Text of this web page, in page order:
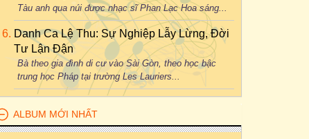
Tàu anh qua núi được nhạc sĩ Phan Lạc Hoa sáng...
Danh Ca Lệ Thu: Sự Nghiệp Lẫy Lừng, Đời
Tư Lận Đận
Bà theo gia đình di cư vào Sài Gòn, theo học bậc
trung học Pháp tại trường Les Lauriers...
ALBUM MỚI NHẤT